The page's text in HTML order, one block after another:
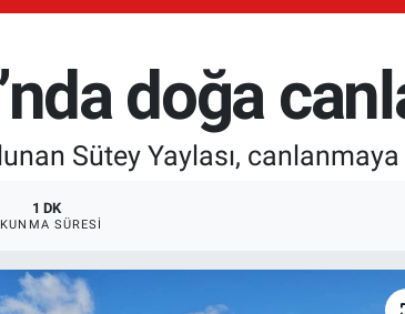
doğa
Sütey Yaylası, canlanmaya
1 DK
SÜRESI